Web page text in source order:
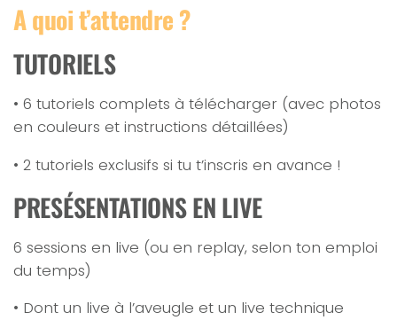
A quoi t’attendre ?
TUTORIELS
• 6 tutoriels complets à télécharger (avec photos
en couleurs et instructions détaillées)
• 2 tutoriels exclusifs si tu t’inscris en avance !
PRESÉSENTATIONS EN LIVE
6 sessions en live (ou en replay, selon ton emploi
du temps)
• Dont un live à l’aveugle et un live technique